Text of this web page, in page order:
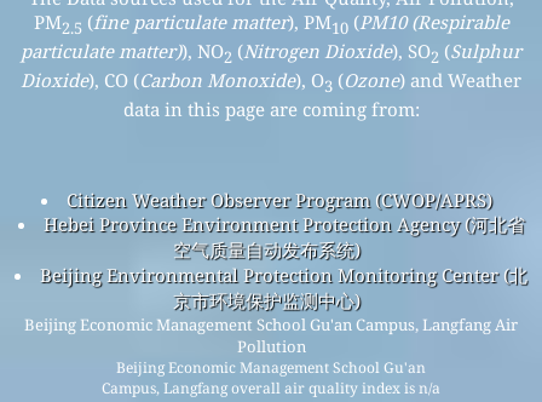
PM2.5 (fine particulate matter), PM10(PM10 (Respirable
particulate matter)), NO2 (Nitrogen Dioxide), SO2 (Sulphur
Dioxide), CO (Carbon Monoxide), O3 (Ozone) and Weather
data in this page are coming from:
Citizen Weather Observer Program (CWOP/APRS)
Hebei Province Environment Protection Agency (河北省
空气质量自动发布系统)
Beijing Environmental Protection Monitoring Center (北
京市环境保护监测中心)
Beijing Economic Management School Gu'an Campus, Langfang Air
Pollution
Beijing Economic Management School Gu'an
Campus, Langfang overall air quality index is n/a